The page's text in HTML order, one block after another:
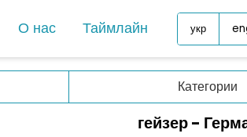
Норвегия
Польша
Португалия
О нас Таймлайн укр
Категории
гейзер -